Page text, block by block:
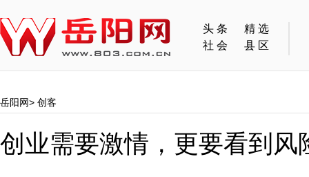
头条
精选
社会
县区
岳阳网> 创客
创业需要激情，更要看到风